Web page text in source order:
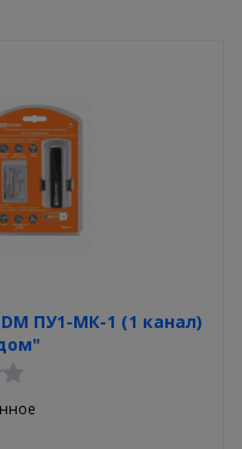
ПУ1-МК-1 (1 канал)